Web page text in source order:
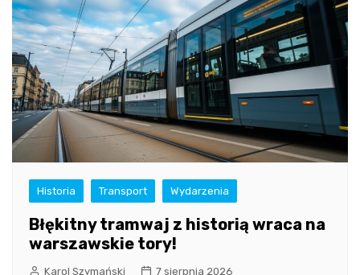
Historia Transport Wydarzenia
Błękitny tramwaj z historią wraca na
warszawskie tory!
Karol Szymański 7 sierpnia 2026